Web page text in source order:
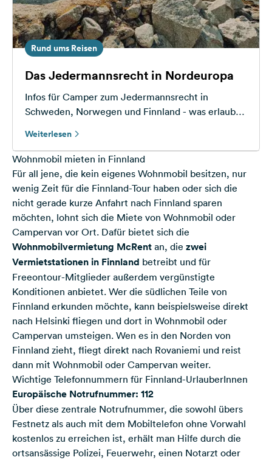
Rund ums Reisen
Das Jedermannsrecht in Nordeuropa
Infos für Camper zum Jedermannsrecht in
Schweden, Norwegen und Finnland - was erlaubt
und die häufigsten Irrtümer.
Weiterlesen
Wohnmobil mieten in Finnland
Für all jene, die kein eigenes Wohnmobil besitzen, nur
wenig Zeit für die Finnland-Tour haben oder sich die
nicht gerade kurze Anfahrt nach Finnland sparen
möchten, lohnt sich die Miete von Wohnmobil oder
Campervan vor Ort. Dafür bietet sich die
Wohnmobilvermietung McRent an, die zwei
Vermietstationen in Finnland betreibt und für
Freeontour-Mitglieder außerdem vergünstigte
Konditionen anbietet. Wer die südlichen Teile von
Finnland erkunden möchte, kann beispielsweise direkt
nach Helsinki fliegen und dort in Wohnmobil oder
Campervan umsteigen. Wen es in den Norden von
Finnland zieht, fliegt direkt nach Rovaniemi und reist
dann mit Wohnmobil oder Campervan weiter.
Wichtige Telefonnummern für Finnland-UrlauberInnen
Europäische Notrufnummer: 112
Über diese zentrale Notrufnummer, die sowohl übers
Festnetz als auch mit dem Mobiltelefon ohne Vorwahl
kostenlos zu erreichen ist, erhält man Hilfe durch die
ortsansässige Polizei, Feuerwehr, einen Notarzt oder